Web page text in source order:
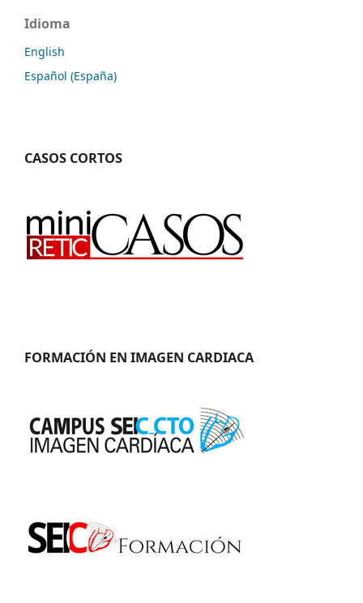
Idioma
English
Español (España)
CASOS CORTOS
FORMACIÓN EN IMAGEN CARDIACA